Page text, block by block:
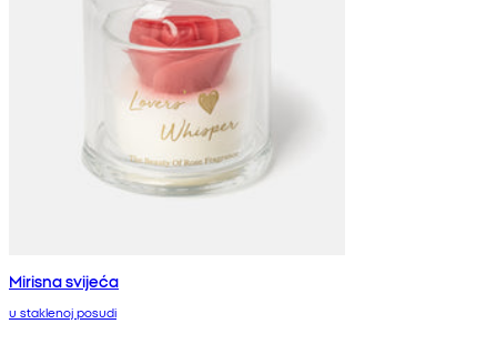
Mirisna svijeća
u staklenoj posudi